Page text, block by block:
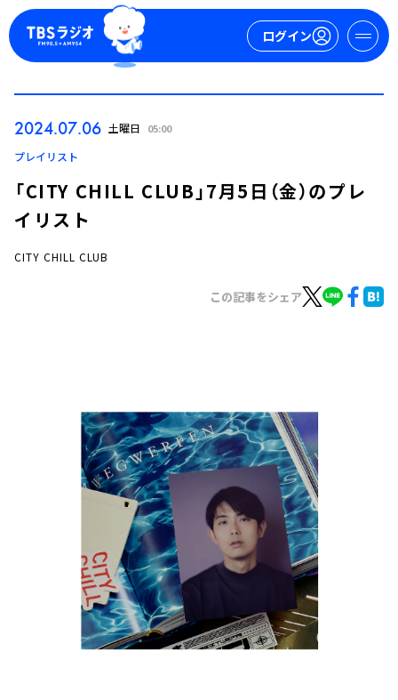
ログイン
お知らせ
イベント・グッズ
YouTube
会社情報
2024.07.06 土曜日 05:00
プレイリスト
「CITY CHILL CLUB」7月5日（金）のプレ
イリスト
CITY CHILL CLUB
この記事をシェア